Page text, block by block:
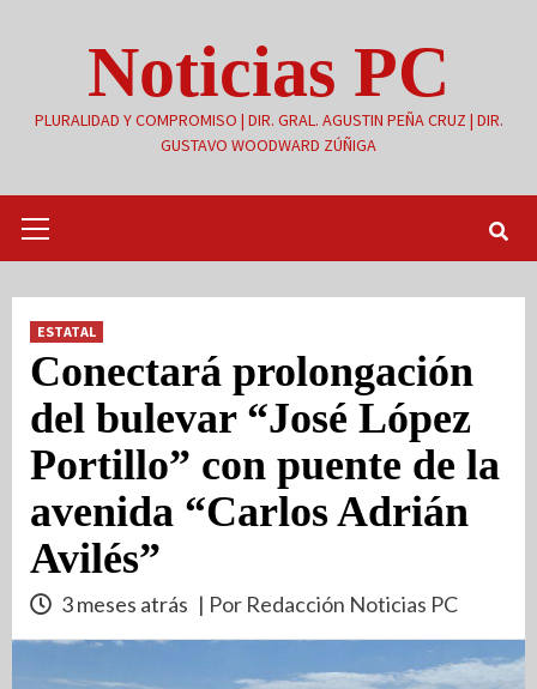
Noticias PC
PLURALIDAD Y COMPROMISO | DIR. GRAL. AGUSTIN PEÑA CRUZ | DIR.
GUSTAVO WOODWARD ZÚÑIGA
primario
ESTATAL
Conectará prolongación
del bulevar “José López
Portillo” con puente de la
avenida “Carlos Adrián
Avilés”
3 meses atrás | Por Redacción Noticias PC